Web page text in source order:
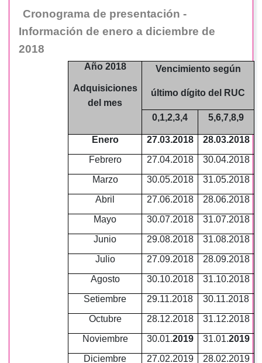
Cronograma de presentación -
Información de enero a diciembre de
2018
Año 2018
Adquisiciones
del mes
Vencimiento según
último dígito del RUC
0,1,2,3,4 5,6,7,8,9
Enero 27.03.2018
28.03.2018
Febrero
27.04.2018
30.04.2018
Marzo
30.05.2018
31.05.2018
Abril
27.06.2018
28.06.2018
Mayo
30.07.2018
31.07.2018
Junio
29.08.2018
31.08.2018
Julio
27.09.2018
28.09.2018
Agosto
30.10.2018
31.10.2018
Setiembre
29.11.2018
30.11.2018
Octubre
28.12.2018
31.12.2018
Noviembre
30.01.2019 31.01.2019
Diciembre
27.02.2019 28.02.2019